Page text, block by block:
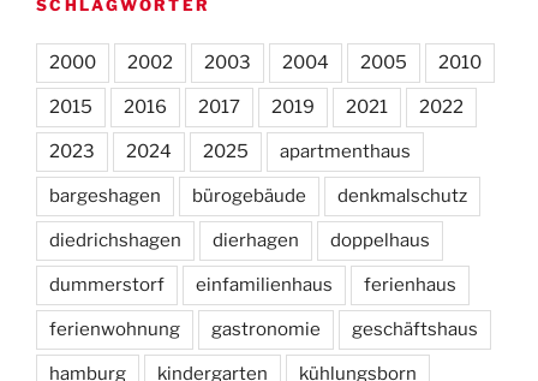
SCHLAGWÖRTER
2000 2002 2003 2004 2005 2010
2015 2016 2017 2019 2021 2022
2023 2024 2025 apartmenthaus
bargeshagen bürogebäude denkmalschutz
diedrichshagen dierhagen doppelhaus
dummerstorf einfamilienhaus ferienhaus
ferienwohnung gastronomie geschäftshaus
hamburg kindergarten kühlungsborn